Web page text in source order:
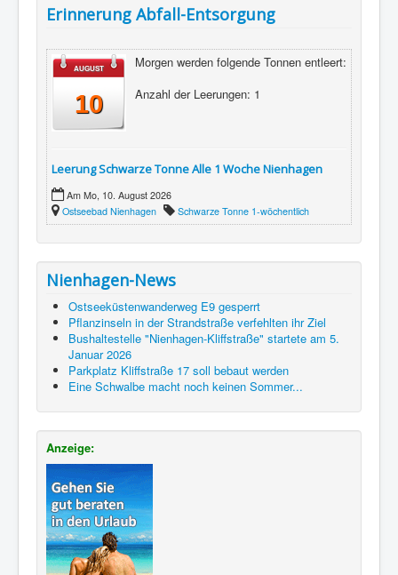
Erinnerung Abfall-Entsorgung
AUGUST
10
Morgen werden folgende Tonnen entleert:
Anzahl der Leerungen: 1
Leerung Schwarze Tonne Alle 1 Woche Nienhagen
Am Mo, 10. August 2026
Ostseebad Nienhagen
Schwarze Tonne 1-wöchentlich
Nienhagen-News
Ostseeküstenwanderweg E9 gesperrt
Pflanzinseln in der Strandstraße verfehlten ihr Ziel
Bushaltestelle "Nienhagen-Kliffstraße" startete am 5.
Januar 2026
Parkplatz Kliffstraße 17 soll bebaut werden
Eine Schwalbe macht noch keinen Sommer...
Anzeige: